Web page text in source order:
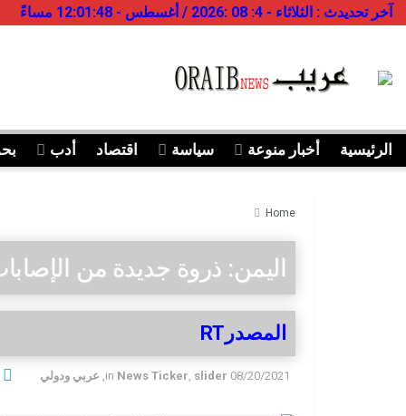
آخر تحديدث : الثلاثاء - 4: 08 :2026 / أغسطس - 12:01:48 مساءً
الرئيسية أخبار منوعة سياسة اقتصاد أدب
Home
اليمن: ذروة جديدة من
المصدرRT
08/20/2021
in News Ticker, slider
, عربي ودولي